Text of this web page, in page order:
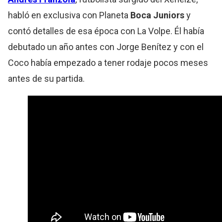
habló en exclusiva con Planeta Boca Juniorsy
contó detalles de esa época con La Volpe. Él había
debutado un año antes con Jorge Benítez y con el
Coco había empezado a tener rodaje pocos meses
antes de su partida.